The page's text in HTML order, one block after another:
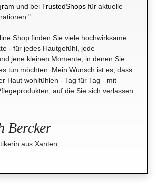
und bei TrustedShops für aktuelle
Shop finden Sie viele hochwirksame
- für jedes Hautgefühl, jede
jene kleinen Momente, in denen Sie
tun möchten. Mein Wunsch ist es, dass
Haut wohlfühlen - Tag für Tag - mit
auf die Sie sich verlassen
Bercker
aus Xanten